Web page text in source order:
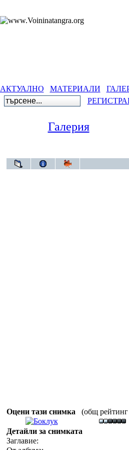
АКТУАЛНО МАТЕРИАЛИ
Галерия
Оцени тази снимка (общ рейтинг
Детайли за снимката
Заглавие: